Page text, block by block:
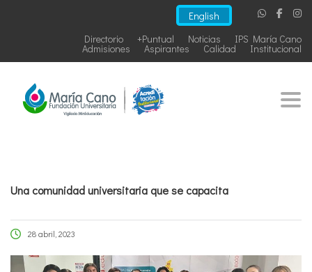
English
IPS María Cano
Noticias
+Puntual
Directorio
Institucional
Calidad
Aspirantes
Admisiones
Una comunidad universitaria que se capacita
28 abril, 2023